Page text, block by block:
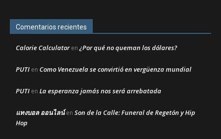
Comentarios recientes
Calorie Calculatoren¿Por qué no queman los dólares?
PUTI en Como Venezuela se convirtió en vergüenza mundial
PUTI en La esperanza jamás nos será arrebatada
แทงบอล ออนไลน์en Son de la Calle: Funeral de Regetón y Hip
Hop